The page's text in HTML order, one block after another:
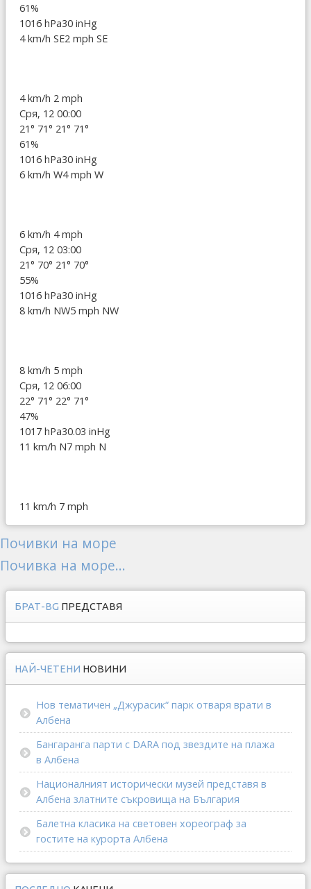
61%
1016 hPa30 inHg
4 km/h SE2 mph SE
4 km/h 2 mph
Сря, 12 00:00
21° 71° 21° 71°
61%
1016 hPa30 inHg
6 km/h W4 mph W
6 km/h 4 mph
Сря, 12 03:00
21° 70° 21° 70°
55%
1016 hPa30 inHg
8 km/h NW5 mph NW
8 km/h 5 mph
Сря, 12 06:00
22° 71° 22° 71°
47%
1017 hPa30.03 inHg
11 km/h N7 mph N
11 km/h 7 mph
Почивки на море
Почивка на море...
БРАТ-BG ПРЕДСТАВЯ
НАЙ-ЧЕТЕНИ НОВИНИ
Нов тематичен „Джурасик“ парк отваря врати в
Албена
Бангаранга парти с DARA под звездите на плажа
в Албена
Националният исторически музей представя в
Албена златните съкровища на България
Балетна класика на световен хореограф за
гостите на курорта Албена